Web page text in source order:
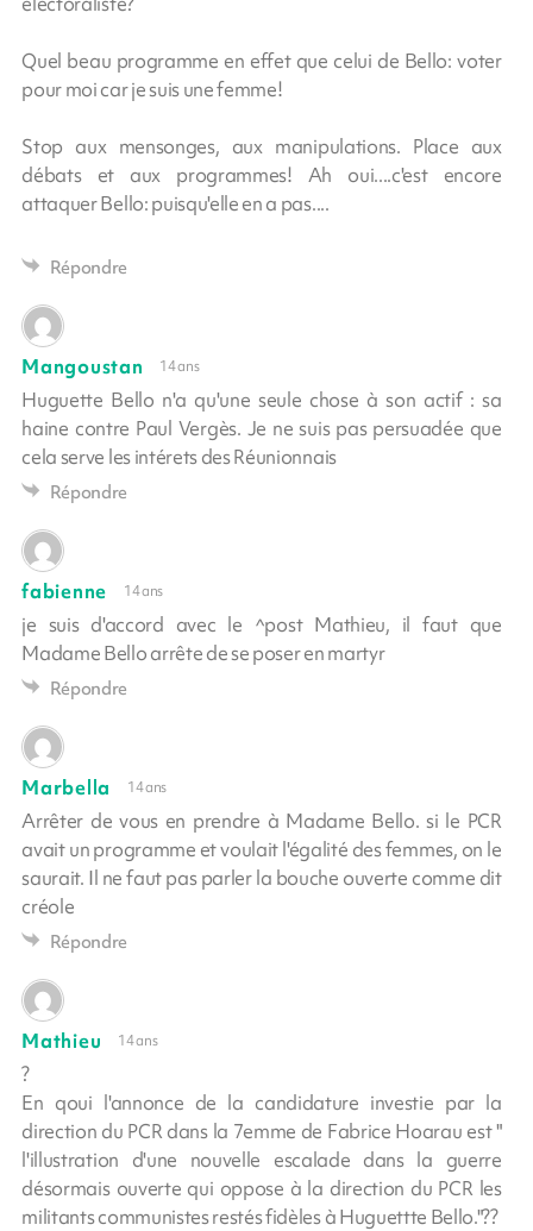
Quel beau programme en effet que celui de Bello: voter
pour moi car je suis une femme!
Stop aux mensonges, aux manipulations. Place aux
débats et aux programmes! Ah oui....c'est encore
attaquer Bello: puisqu'elle en a pas....
Répondre
Mangoustan 14 ans
Huguette Bello n'a qu'une seule chose à son actif : sa
haine contre Paul Vergès. Je ne suis pas persuadée que
cela serve les intérets des Réunionnais
Répondre
fabienne 14 ans
je suis d'accord avec le ^post Mathieu, il faut que
Madame Bello arrête de se poser en martyr
Répondre
Marbella 14 ans
Arrêter de vous en prendre à Madame Bello. si le PCR
avait un programme et voulait l'égalité des femmes, on le
saurait. Il ne faut pas parler la bouche ouverte comme dit
créole
Répondre
Mathieu 14 ans
?
En qoui l'annonce de la candidature investie par la
direction du PCR dans la 7emme de Fabrice Hoarau est "
l'illustration d'une nouvelle escalade dans la guerre
désormais ouverte qui oppose à la direction du PCR les
militants communistes restés fidèles à Huguettte Bello."??